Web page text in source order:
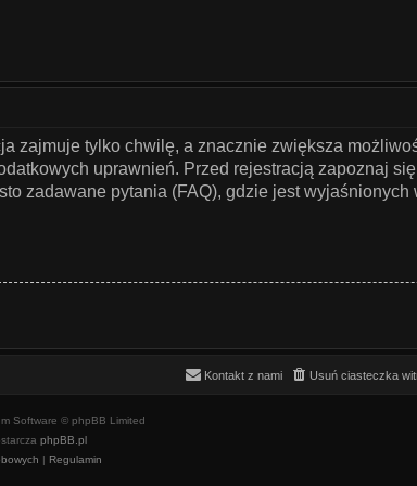
zajmuje tylko chwilę, a znacznie zwiększa
uprawnień. Przed rejestracją zapoznaj
zadawane pytania (FAQ), gdzie jest wyjaśnionych
Usuń ciasteczka
Kontakt z nami
Software © phpBB Limited
phpBB.pl
| Regulamin